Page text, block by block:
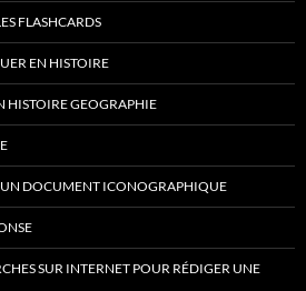
FLASHCARDS
EN HISTOIRE
HISTOIRE GEOGRAPHIE
UN DOCUMENT ICONOGRAPHIQUE
SUR INTERNET POUR RÉDIGER UNE